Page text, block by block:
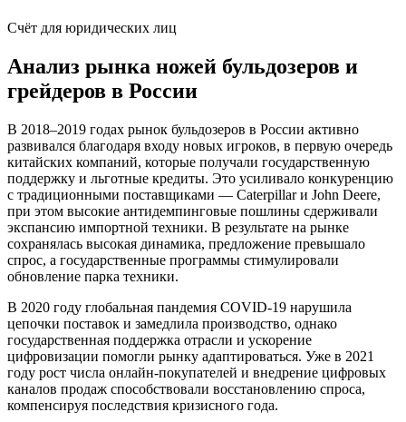
Счёт для юридических лиц
Анализ рынка ножей бульдозеров и
грейдеров в России
В 2018–2019 годах рынок бульдозеров в России активно
развивался благодаря входу новых игроков, в первую очередь
китайских компаний, которые получали государственную
поддержку и льготные кредиты. Это усиливало конкуренцию
с традиционными поставщиками — Caterpillar и John Deere,
при этом высокие антидемпинговые пошлины сдерживали
экспансию импортной техники. В результате на рынке
сохранялась высокая динамика, предложение превышало
спрос, а государственные программы стимулировали
обновление парка техники.
В 2020 году глобальная пандемия COVID-19 нарушила
цепочки поставок и замедлила производство, однако
государственная поддержка отрасли и ускорение
цифровизации помогли рынку адаптироваться. Уже в 2021
году рост числа онлайн-покупателей и внедрение цифровых
каналов продаж способствовали восстановлению спроса,
компенсируя последствия кризисного года.